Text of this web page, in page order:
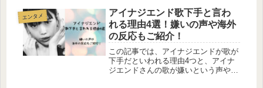
そんなアンミカさんですが、密入国者
という噂があります。密入国っ
て・・・...
エンタメ
アイナジエンド歌下手と言わ
れる理由4選！嫌いの声や海外
の反応もご紹介！
この記事では、アイナジエンドが歌が
下手だといわれる理由4つと、アイナ
ジエンドさんの歌が嫌いという声や海